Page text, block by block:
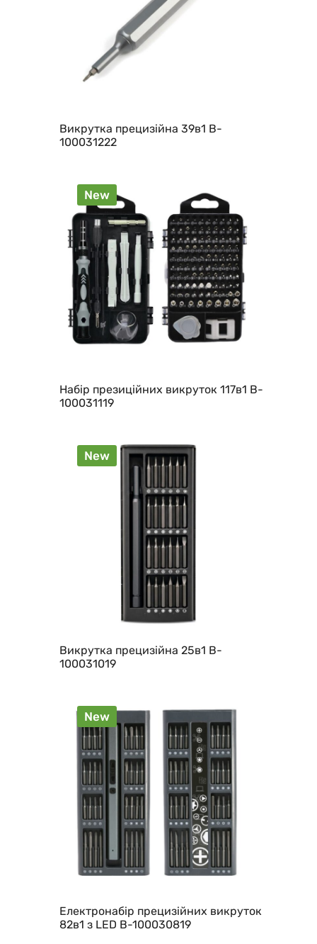
Викрутка прецизійна 39в1 B-
100031222
New
Набір презиційних викруток 117в1 B-
100031119
New
Викрутка прецизійна 25в1 B-
100031019
New
Електронабір прецизійних викруток
82в1 з LED B-100030819